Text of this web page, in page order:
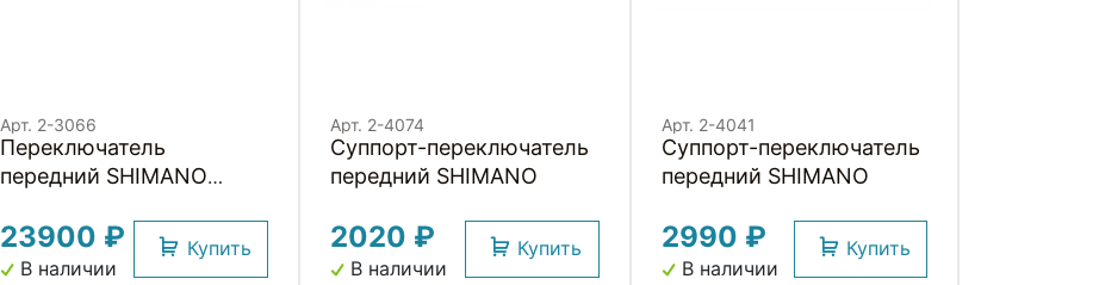
Арт. 2-3066
Переключатель
передний SHIMANO
23900 ₽
В наличии
Купить
Арт. 2-4074
Суппорт-переключатель
передний SHIMANO
2020 ₽
В наличии
Купить
Арт. 2-4041
Суппорт-переключатель
передний SHIMANO
2990 ₽
В наличии
Купить